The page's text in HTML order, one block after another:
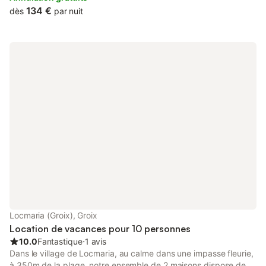
est servi dans la chambre. Chambre non fumeur. La plage de
dès 134 € par nuit
Locmaria (Groix), Groix
Location de vacances pour 10 personnes
10.0Fantastique⋅1 avis
Dans le village de Locmaria, au calme dans une impasse fleurie,